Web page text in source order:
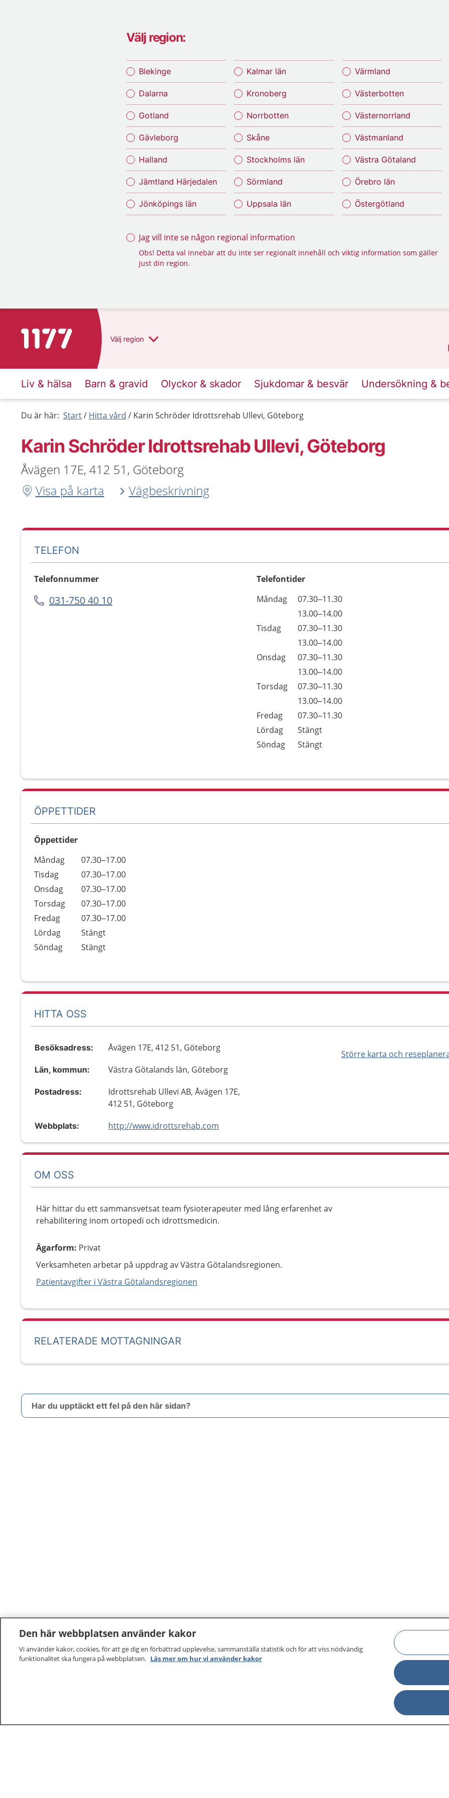
Välj region:
Blekinge
Dalarna
Gotland
Gävleborg
Halland
Jämtland Härjedalen
Jönköpings län
Kalmar län
Kronoberg
Norrbotten
Skåne
Stockholms län
Sörmland
Uppsala län
Värmland
Västerbotten
Västernorrland
Västmanland
Västra Götaland
Örebro län
Östergötland
Jag vill inte se någon regional information
Obs! Detta val innebär att du inte ser regionalt innehåll och viktig information som gäller
just din region.
Till startsidan för 1177 Välj region
Liv & hälsa Barn & gravid Olyckor & skador Sjukdomar & besvär Undersökning &
Du är här: Start Hitta vård Karin Schröder Idrottsrehab Ullevi, Göteborg
Karin Schröder Idrottsrehab Ullevi, Göteborg
Åvägen 17E, 412 51, Göteborg
Visa på karta
Vägbeskrivning
TELEFON
Telefonnummer
031-750 40 10
Telefontider
Dag
Öppettider
Kommentarer
Måndag
07.30–11.30
13.00–14.00
Tisdag
07.30–11.30
13.00–14.00
Onsdag
07.30–11.30
13.00–14.00
Torsdag
07.30–11.30
13.00–14.00
Fredag
07.30–11.30
Lördag
Stängt
Söndag
Stängt
ÖPPETTIDER
Öppettider
Dag
Öppettider
Kommentarer
Måndag
07.30–17.00
Tisdag
07.30–17.00
Onsdag
07.30–17.00
Torsdag
07.30–17.00
Fredag
07.30–17.00
Lördag
Stängt
Söndag
Stängt
HITTA OSS
Större karta och
Besöksadress: Åvägen 17E, 412 51, Göteborg
Län, kommun: Västra Götalands län, Göteborg
Postadress:
Idrottsrehab Ullevi AB, Åvägen 17E,
412 51, Göteborg
Webbplats: http://www.idrottsrehab.com
OM OSS
Här hittar du ett sammansvetsat team fysioterapeuter med lång erfarenhet av
rehabilitering inom ortopedi och idrottsmedicin.
Ägarform: Privat
Verksamheten arbetar på uppdrag av Västra Götalandsregionen.
Patientavgifter i Västra Götalandsregionen
RELATERADE MOTTAGNINGAR
Har du upptäckt ett fel på den här sidan?
Den här webbplatsen använder kakor
Vi använder kakor, cookies, för att ge dig en förbättrad upplevelse, sammanställa statistik och för att viss nödvändig
funktionalitet ska fungera på webbplatsen. Läs mer om hur vi använder kakor